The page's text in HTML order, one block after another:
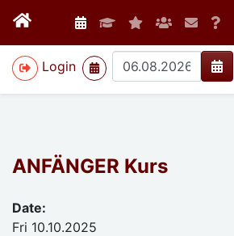
Login
>
ANFÄNGER Kurs
Date:
Fri 10.10.2025